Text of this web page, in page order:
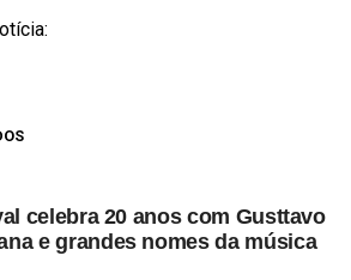
celebra 20 anos com Gusttavo
e grandes nomes da música